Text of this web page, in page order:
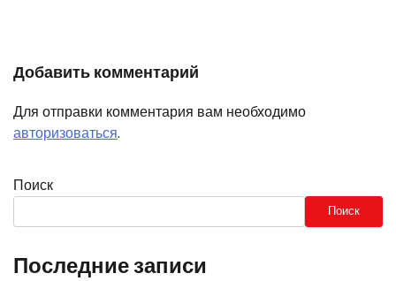
Добавить комментарий
Для отправки комментария вам необходимо
авторизоваться.
Поиск
Поиск
Последние записи